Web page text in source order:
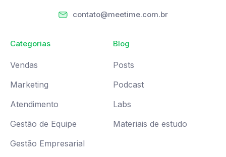
contato@meetime.com.br
Categorias
Vendas
Marketing
Atendimento
Gestão de Equipe
Gestão Empresarial
Blog
Posts
Podcast
Labs
Materiais de estudo